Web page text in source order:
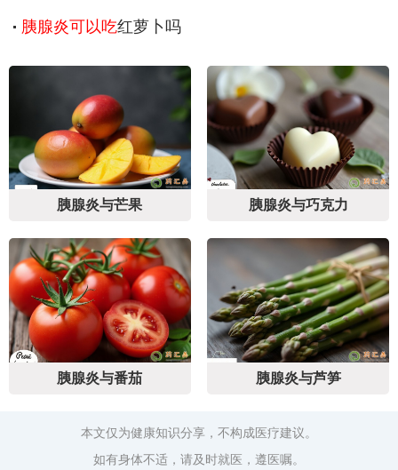
胰腺炎可以吃红萝卜吗
胰腺炎与芒果 胰腺炎与巧克力
胰腺炎与番茄 胰腺炎与芦笋
本文仅为健康知识分享，不构成医疗建议。
如有身体不适，请及时就医，遵医嘱。